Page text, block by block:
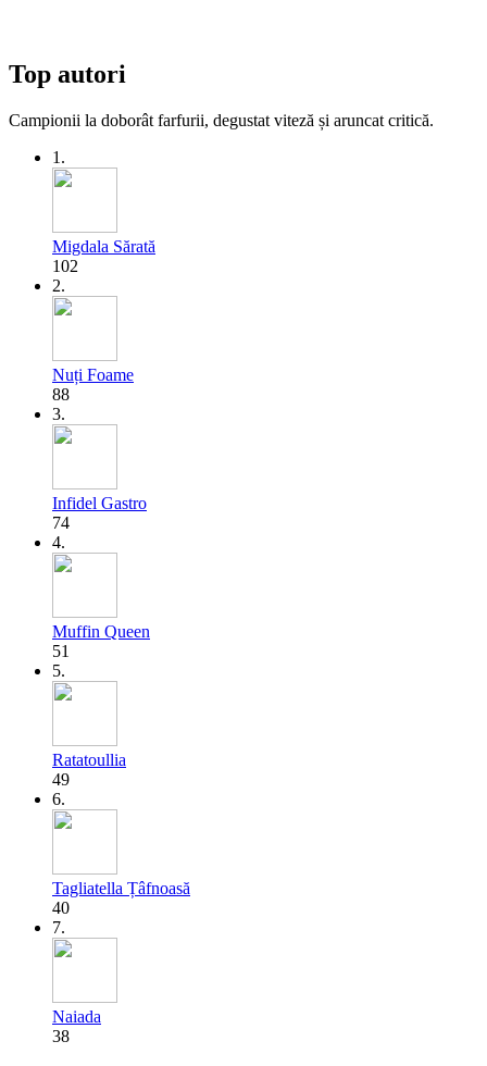
Top autori
Campionii la doborât farfurii, degustat viteză și aruncat critică.
1.
Migdala Sărată
102
2.
Nuți Foame
88
3.
Infidel Gastro
74
4.
Muffin Queen
51
5.
Ratatoullia
49
6.
Tagliatella Țâfnoasă
40
7.
Naiada
38